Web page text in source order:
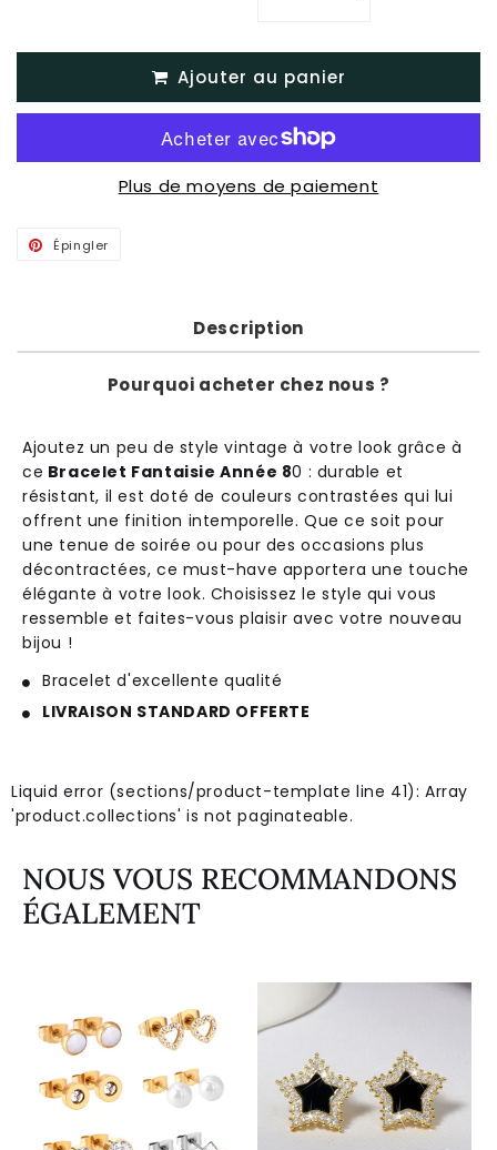
Ajouter au panier
Plus de moyens de paiement
Épingler
Description
Pourquoi acheter chez nous ?
Ajoutez un peu de style vintage à votre look grâce à
ce Bracelet Fantaisie Année 80 : durable et
résistant, il est doté de couleurs contrastées qui lui
offrent une finition intemporelle. Que ce soit pour
une tenue de soirée ou pour des occasions plus
décontractées, ce must-have apportera une touche
élégante à votre look. Choisissez le style qui vous
ressemble et faites-vous plaisir avec votre nouveau
bijou !
Bracelet d'excellente qualité
LIVRAISON STANDARD OFFERTE
Liquid error (sections/product-template line 41): Array
'product.collections' is not paginateable.
NOUS VOUS RECOMMANDONS
ÉGALEMENT